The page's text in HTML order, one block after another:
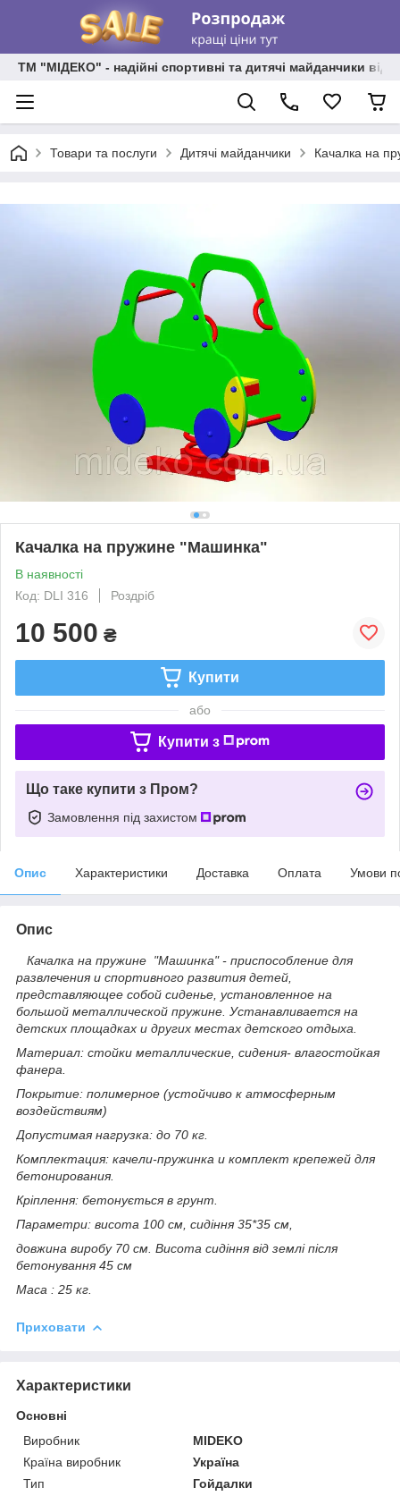
ТМ "МІДЕКО" - надійні спортивні та дитячі майданчики від
Товари та послуги Дитячі майданчики Качалка на
Качалка на пружине "Машинка"
В наявності
Код: DLI 316
Роздріб
10 500 ₴
Купити
або
Купити з
Що таке купити з Пром?
Замовлення під захистом
Опис Характеристики Доставка Оплата Умови
Опис
Качалка на пружине "Машинка" - приспособление для
развлечения и спортивного развития детей,
представляющее собой сиденье, установленное на
большой металлической пружине. Устанавливается на
детских площадках и других местах детского отдыха.
Материал: стойки металлические, сидения- влагостойкая
фанера.
Покрытие: полимерное (устойчиво к атмосферным
воздействиям)
Допустимая нагрузка: до 70 кг.
Комплектация: качели-пружинка и комплект крепежей для
бетонирования.
Кріплення: бетонується в грунт.
Параметри: висота 100 см, сидіння 35*35 см,
довжина виробу 70 см. Висота сидіння від землі після
бетонування 45 см
Маса : 25 кг.
Приховати
Характеристики
Основні
Виробник
MIDEKO
Країна виробник
Україна
Тип
Гойдалки